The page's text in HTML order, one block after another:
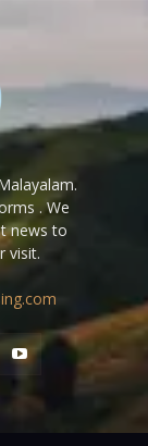
. We
news to
visit.